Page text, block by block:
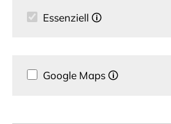
Essenziell 🛈
Google Maps🛈